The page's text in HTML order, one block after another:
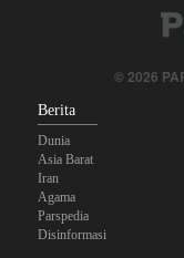
Sanders: Trump
Menghancurkan
© 2026
Berita
Dunia
Asia Barat
Iran
Agama
Parspedia
Disinformasi